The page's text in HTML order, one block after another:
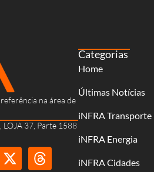
na área de
LOJA 37, Parte 1588
Categorias
Home
Últimas Notícias
iNFRA Transporte
iNFRA Energia
iNFRA Cidades